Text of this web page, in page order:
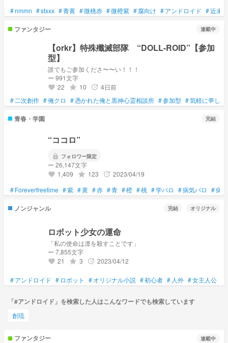
#nmmn #stxxx #青黄 #微桃赤 #微橙紫 #腐向け #アンドロイド #近未来
ファンタジー 連載中
【orkr】特殊殲滅部隊 “DOLL-ROID”【参加
型】
誰でもご参加くださ〜〜い！！！
ー 991文字
favorite 22 grade 10 update 4日前
#二次創作 #俺クロ #憑かれた俺と黒神心霊相談所 #参加型 #気軽に💬して
青春・学園 完結
“ココロ”
lock フォロワー限定
ー 26,147文字
favorite 1,409 grade 123 update 2023/04/19
#Foreverfreetime #紫 #黄 #赤 #青 #橙 #桃 #学パロ #病気パロ #病気
ノンジャンル 完結 オリジナル
ロボット少女の運命
「私の使命は凛を殺すことです」
ー 7,855文字
favorite 21 grade 3 update 2023/04/12
#アンドロイド # ロボット #オリジナル小説 #初心者 # 人外 #女主人公
「#アンドロイド」を検索した人はこんなワードでも検索しています
創琉
ファンタジー 連載中